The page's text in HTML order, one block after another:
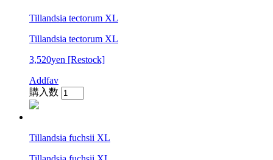
Tillandsia tectorum XL
Tillandsia tectorum XL
3,520yen [Restock]
Addfav
購入数
Tillandsia fuchsii XL